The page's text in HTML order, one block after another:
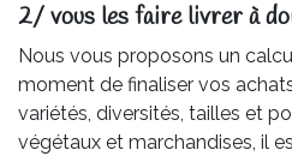
2/ vous les faire livrer à
Nous vous proposons un
moment de finaliser vos
variétés, diversités, tailles et
végétaux et marchandises, il